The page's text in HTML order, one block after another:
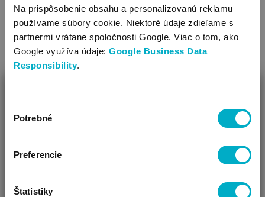
Na prispôsobenie obsahu a personalizovanú reklamu
používame súbory cookie. Niektoré údaje zdieľame s
partnermi vrátane spoločnosti Google. Viac o tom, ako
Google využíva údaje: Google Business Data
Responsibility.
súhlasu
Potrebné
Preferencie
Štatistiky
Na chladné počasie
čiapka
Strih: s futrom, s chráničmi na uši, šnurovacie
Druh materiálu: (podšívka) bavlna
šál
Druh materiálu: pletené
VIAC